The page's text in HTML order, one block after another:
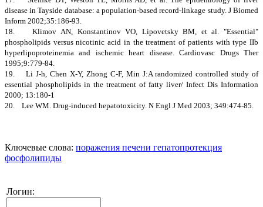
disease in Tayside database: a population-based record-linkage study. J Biomed
Inform 2002;35:186-93.
18. Klimov AN, Konstantinov VO, Lipovetsky BM, et al. "Essential"
phospholipids versus nicotinic acid in the treatment of patients with type IIb
hyperlipoproteinemia and ischemic heart disease. Cardiovasc Drugs Ther
1995;9:779-84.
19. Li J-h, Chen X-Y, Zhong C-F, Min J:A randomized controlled study of
essential phospholipids in the treatment of fatty liver/ Infect Dis Information
2000; 13:180-1
20. Lee WM. Drug-induced hepatotoxicity. N Engl J Med 2003; 349:474-85.
Ключевые слова: поражения печени гепатопротекция
фосфолипиды
Логин: